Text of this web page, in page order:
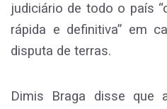
judiciário de todo o país
rápida e definitiva” em
disputa de terras.
Dimis Braga disse que